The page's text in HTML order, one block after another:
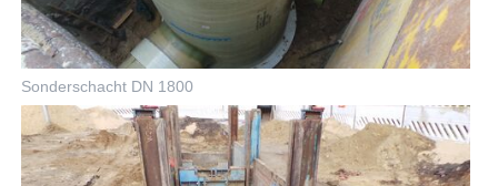
Sonderschacht DN 1800